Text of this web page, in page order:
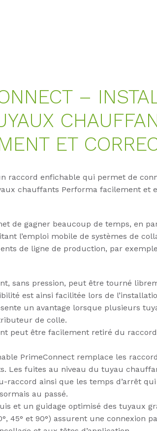
–
ET
raccord enfichable qui permet de
chauffants Performa facilement et
de gagner beaucoup de temps, en
l’emploi mobile de systèmes de
de ligne de production, par
sans pression, peut être tourné
est ainsi facilitée lors de
un avantage lorsque plusieurs
de colle.
peut être facilement retiré du
PrimeConnect remplace les
Les fuites au niveau du tuyau
raccord ainsi que les temps d’arrêt
au passé.
et un guidage optimisé des tuyaux
45° et 90°) assurent une connexion